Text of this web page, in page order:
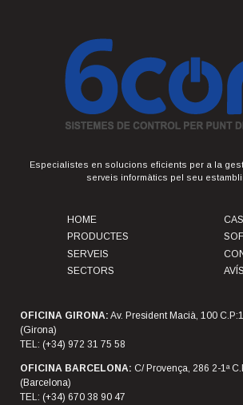
Especialistes en solucions eficients per a la
serveis informàtics pel seu
HOME
PRODUCTES
SERVEIS
SECTORS
OFICINA GIRONA: Av. President Macià, 100
(Girona)
TEL: (+34) 972 31 75 58
OFICINA BARCELONA: C/ Provença, 286 2-1ª
(Barcelona)
TEL: (+34) 670 38 90 47